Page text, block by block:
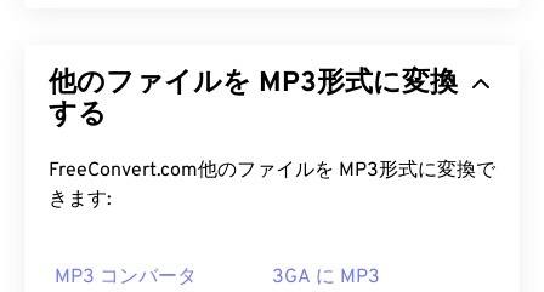
DivX ファイルを開くにはどうすれ
ばいいですか?
デフォルトでは、DivXはDivXプレーヤーで開きま
す。これは無料でダウンロードでき、様々なデバイ
イルを開くのに適しています。
さなファイルに圧縮し、 デジタル保存および伝送を
可能にするデジタルオーディオコーディング形式で
用されているオーディオファイルです。ファイルサ
イズが小さく、音質も許容範囲内であるため、
他のファイルを MP3形式に変換
する
FreeConvert.com他のファイルを MP3形式に変換で
きます:
MP3 コンバータ 3GA に MP3